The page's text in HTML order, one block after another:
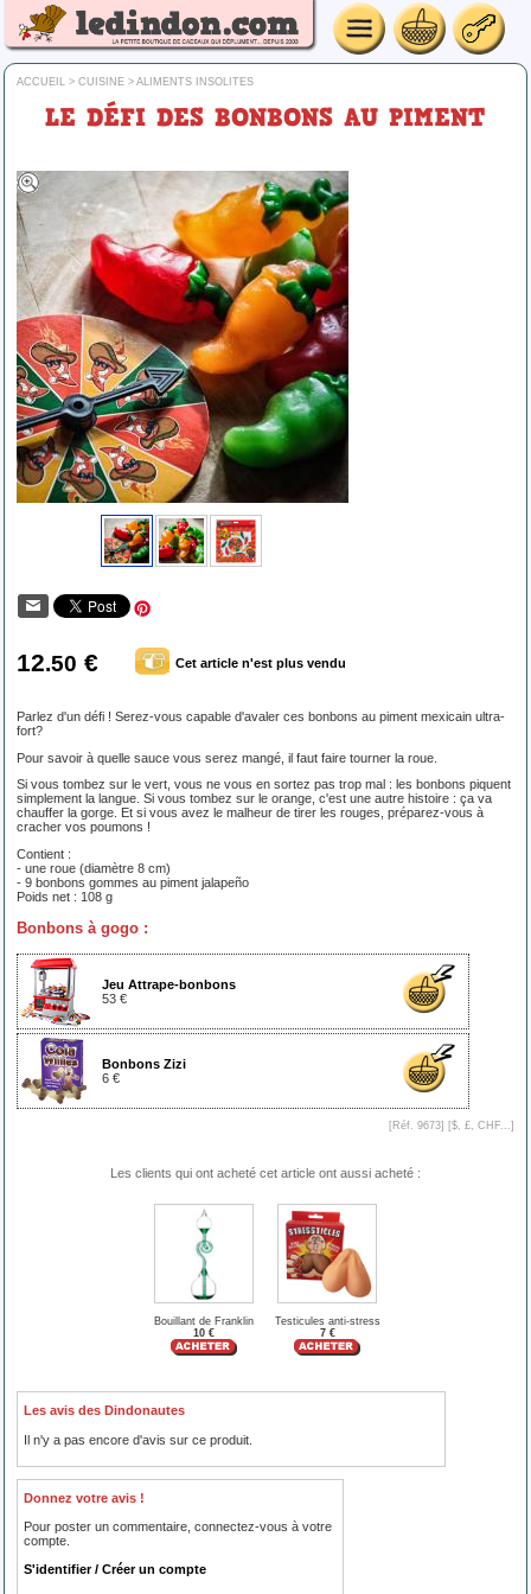
ACCUEIL > CUISINE > ALIMENTS INSOLITES
LE DÉFI DES BONBONS AU PIMENT
12.50 € Cet article n'est plus vendu
Parlez d'un défi ! Serez-vous capable d'avaler ces bonbons au piment mexicain ultra-
fort?
Pour savoir à quelle sauce vous serez mangé, il faut faire tourner la roue.
Si vous tombez sur le vert, vous ne vous en sortez pas trop mal : les bonbons piquent
simplement la langue. Si vous tombez sur le orange, c'est une autre histoire : ça va
chauffer la gorge. Et si vous avez le malheur de tirer les rouges, préparez-vous à
cracher vos poumons !
Contient :
- une roue (diamètre 8 cm)
- 9 bonbons gommes au piment jalapeño
Poids net : 108 g
Bonbons à gogo :
Jeu Attrape-bonbons
53 €
Bonbons Zizi
6 €
[Réf. 9673] [$, £, CHF... ]
Les clients qui ont acheté cet article ont aussi acheté :
Bouillant de Franklin
10 €
Testicules anti-stress
7 €
Les avis des Dindonautes
Il n'y a pas encore d'avis sur ce produit.
Donnez votre avis !
Pour poster un commentaire, connectez-vous à votre
compte.
S'identifier / Créer un compte